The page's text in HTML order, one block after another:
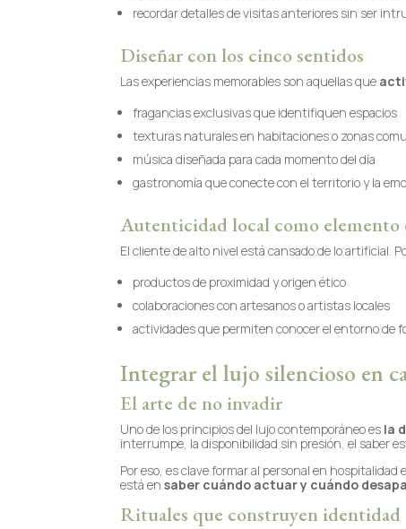
recordar detalles de visitas anteriores sin ser
Diseñar con los cinco sentidos
Las experiencias memorables son aquellas que
fragancias exclusivas que identifiquen espacios
texturas naturales en habitaciones o zonas
música diseñada para cada momento del día
gastronomía que conecte con el territorio y la
Autenticidad local como
El cliente de alto nivel está cansado de lo artificial.
productos de proximidad y origen ético
colaboraciones con artesanos o artistas locales
actividades que permiten conocer el entorno de
Integrar el lujo silencioso en
El arte de no invadir
Uno de los principios del lujo contemporáneo es la
interrumpe, la disponibilidad sin presión, el saber
Por eso, es clave formar al personal en
está ensaber cuándo actuar y cuándo
Rituales que construyen identidad